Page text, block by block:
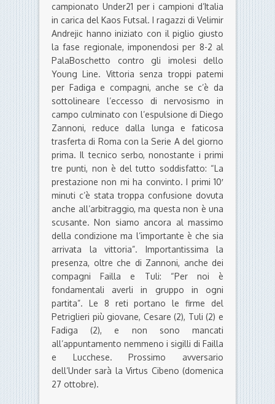
campionato Under21 per i campioni d’Italia
in carica del Kaos Futsal. I ragazzi di Velimir
Andrejic hanno iniziato con il piglio giusto
la fase regionale, imponendosi per 8-2 al
PalaBoschetto contro gli imolesi dello
Young Line. Vittoria senza troppi patemi
per Fadiga e compagni, anche se c’è da
sottolineare l’eccesso di nervosismo in
campo culminato con l’espulsione di Diego
Zannoni, reduce dalla lunga e faticosa
trasferta di Roma con la Serie A del giorno
prima. Il tecnico serbo, nonostante i primi
tre punti, non è del tutto soddisfatto: “La
prestazione non mi ha convinto. I primi 10′
minuti c’è stata troppa confusione dovuta
anche all’arbitraggio, ma questa non è una
scusante. Non siamo ancora al massimo
della condizione ma l’importante è che sia
arrivata la vittoria”. Importantissima la
presenza, oltre che di Zannoni, anche dei
compagni Failla e Tuli: “Per noi è
fondamentali averli in gruppo in ogni
partita”. Le 8 reti portano le firme del
Petriglieri più giovane, Cesare (2), Tuli (2) e
Fadiga (2), e non sono mancati
all’appuntamento nemmeno i sigilli di Failla
e Lucchese. Prossimo avversario
dell’Under sarà la Virtus Cibeno (domenica
27 ottobre).